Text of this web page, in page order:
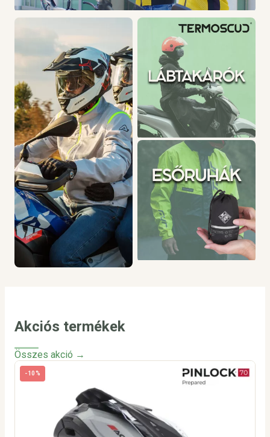
Akciós termékek
Összes akció →
-10%